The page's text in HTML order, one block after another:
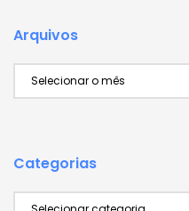
Arquivos
Categorias